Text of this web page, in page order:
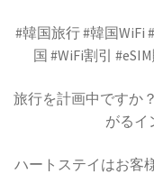
#韓国旅行 #韓国WiFi
国 #WiFi割引
旅行を計画中ですか
がるイ
ハートステイはお客